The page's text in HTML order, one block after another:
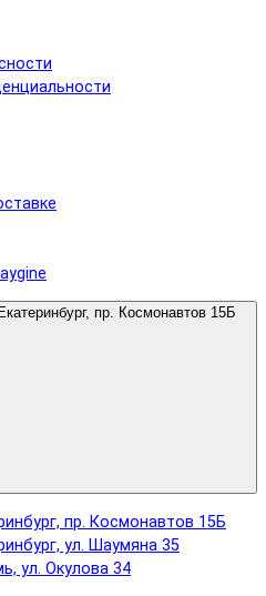
пр. Космонавтов 15Б
ул. Шаумяна 35
ул. Окулова 34